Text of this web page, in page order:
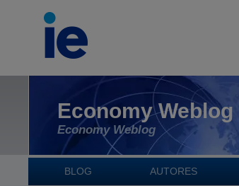
Economy Weblog
Economy Weblog
BLOG AUTORES